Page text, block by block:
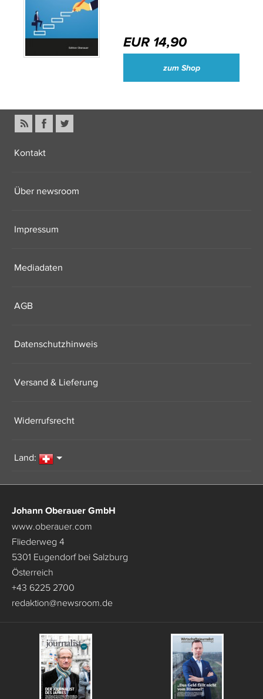
EUR 14,90
zum Shop
Kontakt
Über newsroom
Impressum
Mediadaten
AGB
Datenschutzhinweis
Versand & Lieferung
Widerrufsrecht
Land:
Johann Oberauer GmbH
www.oberauer.com
Fliederweg 4
5301 Eugendorf bei Salzburg
Österreich
+43 6225 2700
redaktion@newsroom.de